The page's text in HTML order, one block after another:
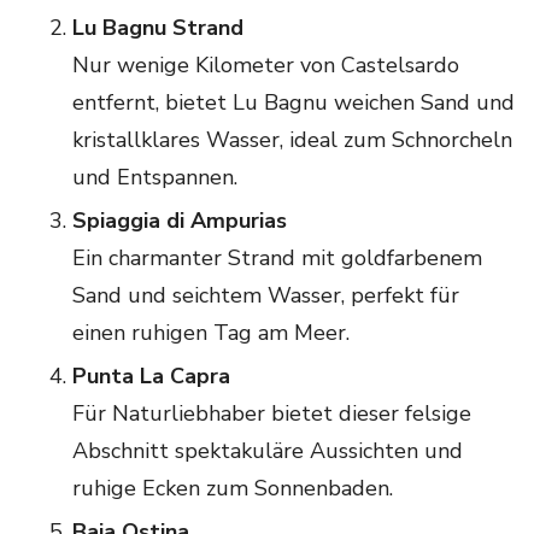
Lu Bagnu Strand
Nur wenige Kilometer von Castelsardo
entfernt, bietet Lu Bagnu weichen Sand und
kristallklares Wasser, ideal zum Schnorcheln
und Entspannen.
Spiaggia di Ampurias
Ein charmanter Strand mit goldfarbenem
Sand und seichtem Wasser, perfekt für
einen ruhigen Tag am Meer.
Punta La Capra
Für Naturliebhaber bietet dieser felsige
Abschnitt spektakuläre Aussichten und
ruhige Ecken zum Sonnenbaden.